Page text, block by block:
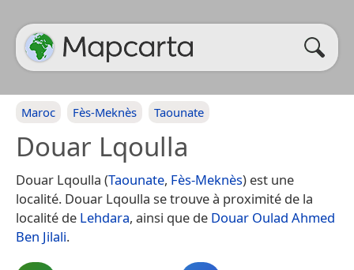
Maroc Fès-Meknès Taounate
Douar Lqoulla
Douar Lqoulla (Taounate, Fès-Meknès) est une
localité. Douar Lqoulla se trouve à proximité de la
localité de Lehdara, ainsi que de Douar Oulad Ahmed
Ben Jilali.